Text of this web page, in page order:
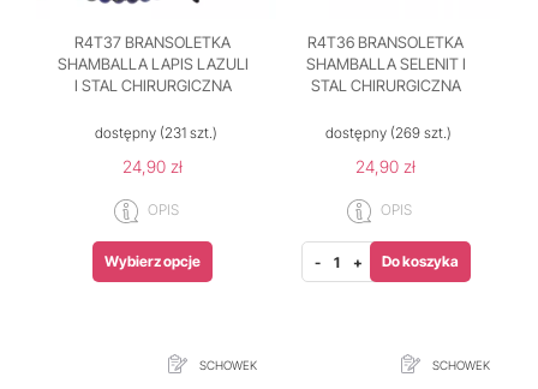
R4T37 BRANSOLETKA
SHAMBALLA LAPIS LAZULI
I STAL CHIRURGICZNA
dostępny(231 szt.)
24,90 zł
OPIS
Wybierz opcje
R4T36 BRANSOLETKA
SHAMBALLA SELENIT I
STAL CHIRURGICZNA
dostępny (269 szt.)
24,90 zł
OPIS
- + Do koszyka
SCHOWEK SCHOWEK